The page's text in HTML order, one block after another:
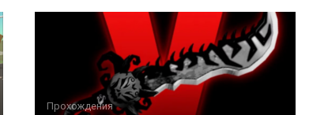
Прохождения